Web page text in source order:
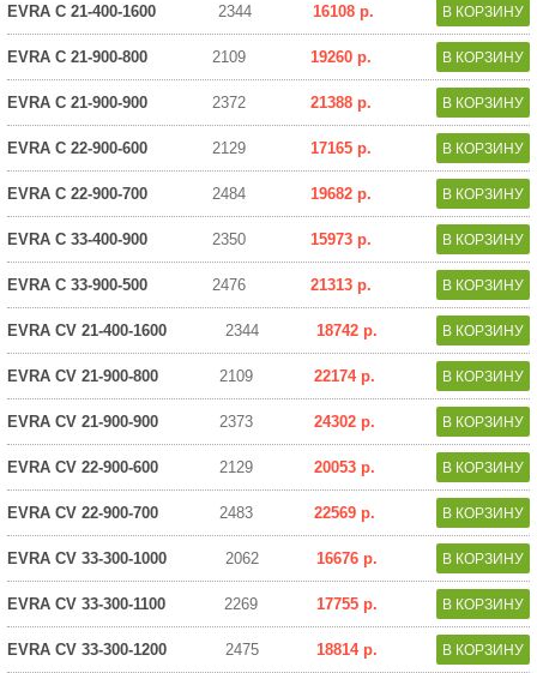
EVRA C 21-400-1600 2344 16108 р.
EVRA C 21-900-800 2109 19260 р.
EVRA C 21-900-900 2372 21388 р.
EVRA C 22-900-600 2129 17165 р.
EVRA C 22-900-700 2484 19682 р.
EVRA C 33-400-900 2350 15973 р.
EVRA C 33-900-500 2476 21313 р.
EVRA CV 21-400-1600 2344 18742 р.
EVRA CV 21-900-800 2109 22174 р.
EVRA CV 21-900-900 2373 24302 р.
EVRA CV 22-900-600 2129 20053 р.
EVRA CV 22-900-700 2483 22569 р.
EVRA CV 33-300-1000 2062 16676 р.
EVRA CV 33-300-1100 2269 17755 р.
EVRA CV 33-300-1200 2475 18814 р.